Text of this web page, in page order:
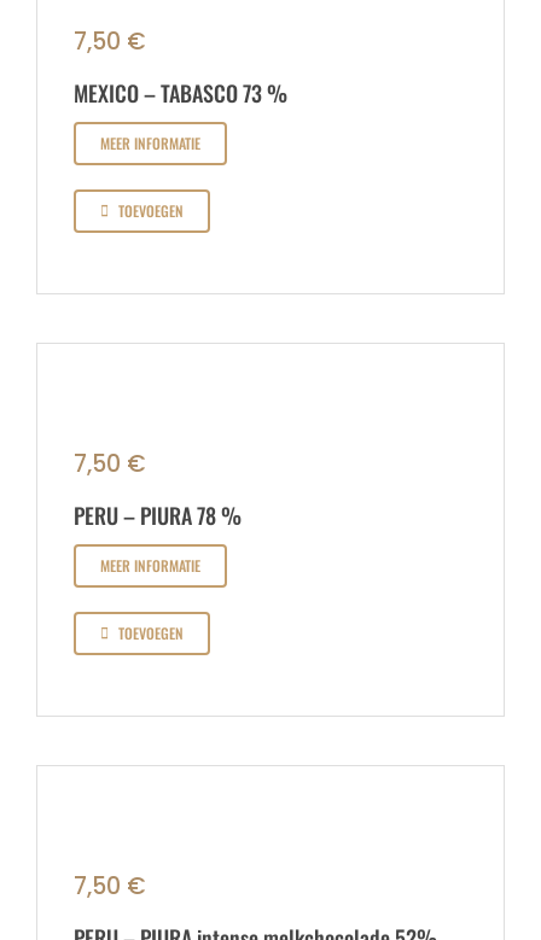
7,50 €
MEXICO – TABASCO 73 %
MEER INFORMATIE
TOEVOEGEN
7,50 €
PERU – PIURA 78 %
MEER INFORMATIE
TOEVOEGEN
7,50 €